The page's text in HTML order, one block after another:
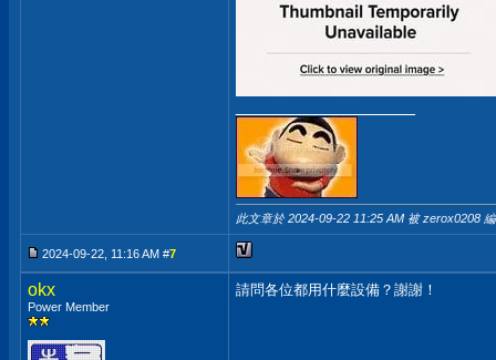
此文章於 2024-09-22 11:25 AM 被 zerox0208
2024-09-22, 11:16 AM #7
okx
Power Member
請問各位都用什麼設備？謝謝！